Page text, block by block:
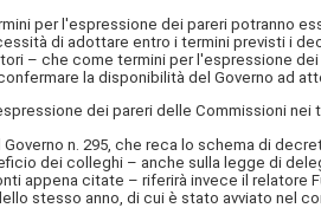
per l'espressione dei pareri potranno
di adottare entro i termini previsti i
che come termini per l'espressione
la disponibilità del Governo ad
dei pareri delle Commissioni nei
n. 295, che reca lo schema di
dei colleghi – anche sulla legge di
appena citate – riferirà invece il relatore
stesso anno, di cui è stato avviato nel